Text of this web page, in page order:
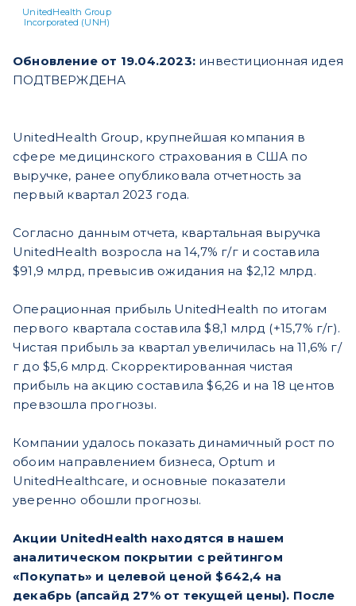
UnitedHealth Group
Incorporated (UNH)
Обновление от 19.04.2023: инвестиционная идея
ПОДТВЕРЖДЕНА
UnitedHealth Group, крупнейшая компания в
сфере медицинского страхования в США по
выручке, ранее опубликовала отчетность за
первый квартал 2023 года.
Согласно данным отчета, квартальная выручка
UnitedHealth возросла на 14,7% г/г и составила
$91,9 млрд, превысив ожидания на $2,12 млрд.
Операционная прибыль UnitedHealth по итогам
первого квартала составила $8,1 млрд (+15,7% г/г).
Чистая прибыль за квартал увеличилась на 11,6% г/
г до $5,6 млрд. Скорректированная чистая
прибыль на акцию составила $6,26 и на 18 центов
превзошла прогнозы.
Компании удалось показать динамичный рост по
обоим направлением бизнеса, Optum и
UnitedHealthcare, и основные показатели
уверенно обошли прогнозы.
Акции UnitedHealth находятся в нашем
аналитическом покрытии с рейтингом
«Покупать» и целевой ценой $642,4 на
декабрь (апсайд 27% от текущей цены). После